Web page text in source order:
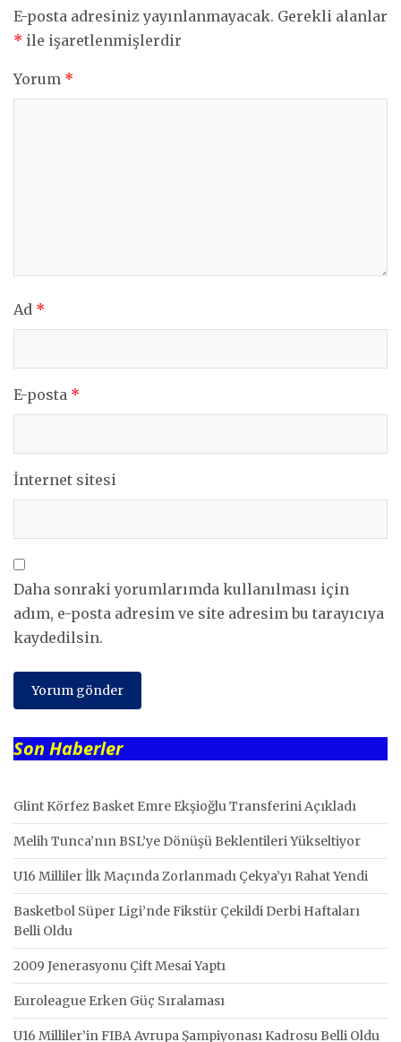
E-posta adresiniz yayınlanmayacak. Gerekli alanlar
* ile işaretlenmişlerdir
Yorum *
Ad *
E-posta *
İnternet sitesi
Daha sonraki yorumlarımda kullanılması için
adım, e-posta adresim ve site adresim bu tarayıcıya
kaydedilsin.
Son Haberler
Glint Körfez Basket Emre Ekşioğlu Transferini Açıkladı
Melih Tunca’nın BSL’ye Dönüşü Beklentileri Yükseltiyor
U16 Milliler İlk Maçında Zorlanmadı Çekya’yı Rahat Yendi
Basketbol Süper Ligi’nde Fikstür Çekildi Derbi Haftaları
Belli Oldu
2009 Jenerasyonu Çift Mesai Yaptı
Euroleague Erken Güç Sıralaması
U16 Milliler’in FIBA Avrupa Şampiyonası Kadrosu Belli Oldu